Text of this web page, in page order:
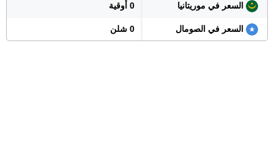
السعر في موريتانيا 0 أوقية
السعر في الصومال 0 شلن